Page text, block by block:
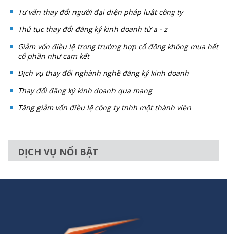
Tư vấn thay đổi người đại diện pháp luật công ty
Thủ tục thay đổi đăng ký kinh doanh từ a - z
Giảm vốn điều lệ trong trường hợp cổ đông không mua hết
cổ phần như cam kết
Dịch vụ thay đổi nghành nghề đăng ký kinh doanh
Thay đổi đăng ký kinh doanh qua mạng
Tăng giảm vốn điều lệ công ty tnhh một thành viên
DỊCH VỤ NỔI BẬT